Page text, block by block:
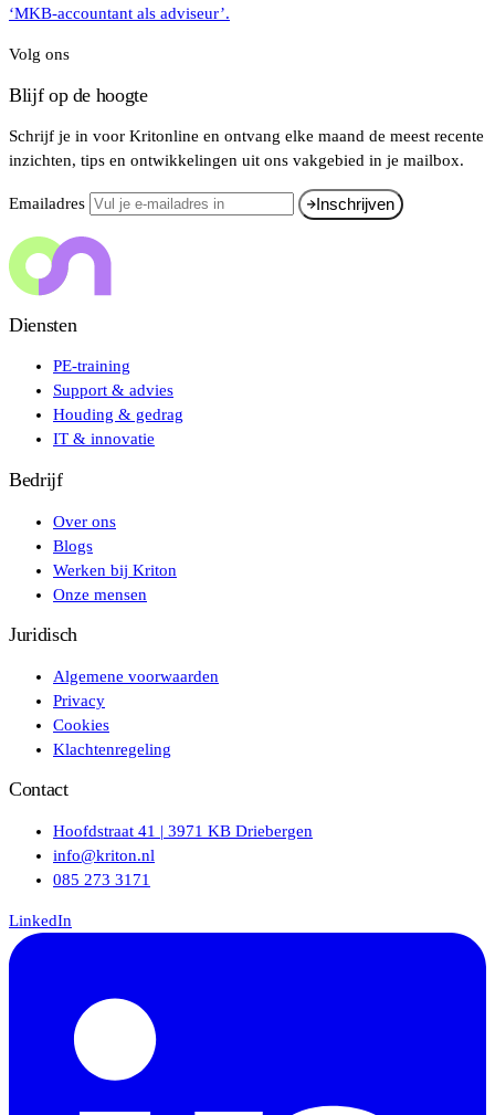
‘MKB-accountant als adviseur’.
Volg ons
Blijf op de hoogte
Schrijf je in voor Kritonline en ontvang elke maand de meest recente
inzichten, tips en ontwikkelingen uit ons vakgebied in je mailbox.
Emailadres Inschrijven
Diensten
PE-training
Support & advies
Houding & gedrag
IT & innovatie
Bedrijf
Over ons
Blogs
Werken bij Kriton
Onze mensen
Juridisch
Algemene voorwaarden
Privacy
Cookies
Klachtenregeling
Contact
Hoofdstraat 41 | 3971 KB Driebergen
info@kriton.nl
085 273 3171
LinkedIn